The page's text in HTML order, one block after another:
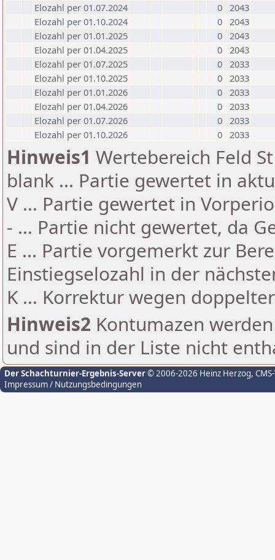
Elozahl per 01.07.2024
0 2043
Elozahl per 01.10.2024
0 2043
Elozahl per 01.01.2025
0 2043
Elozahl per 01.04.2025
0 2043
Elozahl per 01.07.2025
0 2033
Elozahl per 01.10.2025
0 2033
Elozahl per 01.01.2026
0 2033
Elozahl per 01.04.2026
0 2033
Elozahl per 01.07.2026
0 2033
Elozahl per 01.10.2026
0 2033
Hinweis1 Wertebereich Feld
blank ... Partie gewertet in
V ... Partie gewertet in
- ... Partie nicht gewertet, da
E ... Partie vorgemerkt zur
Einstiegselozahl in der
K ... Korrektur wegen
Hinweis2 Kontumazen
und sind in der Liste nicht
Der Schachturnier-Ergebnis-Server© 2006-2026 Heinz Herzog,
Impressum / Nutzungsbedingungen